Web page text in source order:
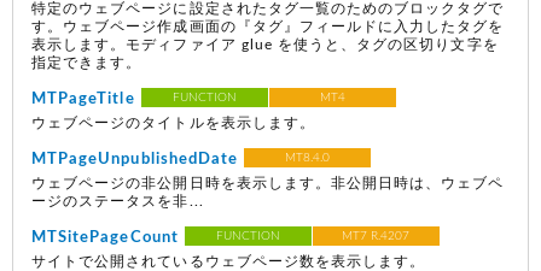
特定のウェブページに設定されたタグ一覧のためのブロックタグで
す。ウェブページ作成画面の『タグ』フィールドに入力したタグを
表示します。モディファイア glue を使うと、タグの区切り文字を
指定できます。
MTPageTitle FUNCTION MT4
ウェブページのタイトルを表示します。
MTPageUnpublishedDate MT8.4.0
ウェブページの非公開日時を表示します。非公開日時は、ウェブペ
ージのステータスを非...
MTSitePageCount FUNCTION MT7 R.4207
サイトで公開されているウェブページ数を表示します。